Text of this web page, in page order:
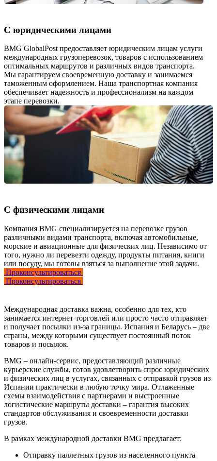
С юридическими лицами
BMG GlobalPost предоставляет юридическим лицам услуги
международных грузоперевозок, товаров с использованием
оптимальных маршрутов и различных видов транспорта.
Мы гарантируем своевременную доставку и занимаемся
таможенным оформлением. Наша транспортная компания
обеспечивает надежность и профессионализм на каждом
этапе перевозки.
С физическими лицами
Компания BMG специализируется на перевозке грузов
различными видами транспорта, включая автомобильные,
морские и авиационные для физических лиц. Независимо от
того, нужно ли перевезти одежду, продукты питания, книги
или посуду, мы готовы взяться за выполнение этой задачи.
Проконсультироваться
Проконсультироваться
Международная доставка важна, особенно для тех, кто
занимается интернет-торговлей или просто часто отправляет
и получает посылки из-за границы. Испания и Беларусь – две
страны, между которыми существует постоянный поток
товаров и посылок.
BMG – онлайн-сервис, предоставляющий различные
курьерские службы, готов удовлетворить спрос юридических
и физических лиц в услугах, связанных с отправкой грузов из
Испании практически в любую точку мира. Отлаженные
схемы взаимодействия с партнерами и выстроенные
логистические маршруты доставки – гарантия высоких
стандартов обслуживания и своевременности доставки
грузов.
В рамках международной доставки BMG предлагает:
Отправку паллетных грузов из населенного пункта